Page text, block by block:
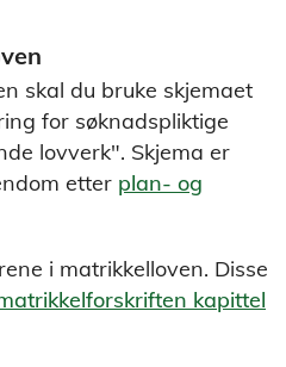
skal du bruke skjemaet
for søknadspliktige
lovverk". Skjema er
etter plan- og
i matrikkelloven. Disse
kapittel